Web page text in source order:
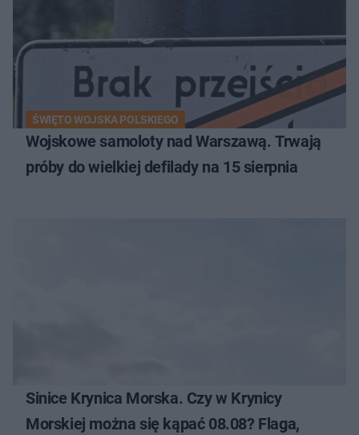
ŚWIĘTO WOJSKA POLSKIEGO
Wojskowe samoloty nad Warszawą. Trwają
próby do wielkiej defilady na 15 sierpnia
Sinice Krynica Morska. Czy w Krynicy
Morskiej można się kąpać 08.08? Flaga,